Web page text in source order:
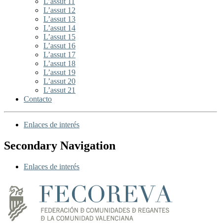
L’assut 12
L’assut 13
L’assut 14
L’assut 15
L’assut 16
L’assut 17
L’assut 18
L’assut 19
L’assut 20
L’assut 21
Contacto
Enlaces de interés
Secondary Navigation
Enlaces de interés